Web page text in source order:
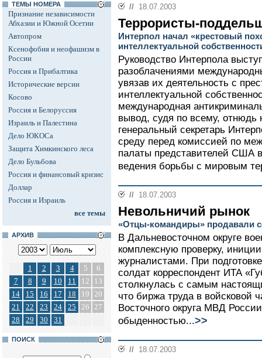
ТЕМЫ НОМЕРА
Признание независимости
Абхазии и Южной Осетии
Автопром
Ксенофобия и неофашизм в
России
Россия и Прибалтика
Исторические версии
Косово
Россия и Белоруссия
Израиль и Палестина
Дело ЮКОСа
Защита Химкинского леса
Дело Бульбова
Россия и финансовый кризис
Доллар
Россия и Израиль
все темы
АРХИВ
1 2 3 4 5
6
7
8 9 10 11 12
13
14
15 16 17 18 19 20
21
22 23 24 25 26 27
28
29 30 31
ПОИСК
// 18.07.2003
Террористы-
Интерпол начал «крестовый
интеллектуальной
Руководство Интерпола
разоблачениями
увязав их деятельность с
интеллектуальной
международная
вывод, судя по всему, отнюдь
генеральный секретарь
среду перед комиссией по
палаты представителей США
ведения борьбы с мировым
// 18.07.2003
Невольничий рынок
«Отцы-командиры» продавали
В Дальневосточном округе
комплексную проверку,
журналистами. При
солдат корреспондент ИТА
столкнулась с самым
что биржа труда в войсковой
Восточного округа МВД
обыденностью...>>
// 18.07.2003